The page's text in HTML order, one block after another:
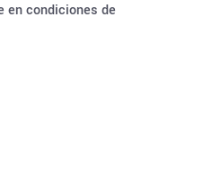
en condiciones de